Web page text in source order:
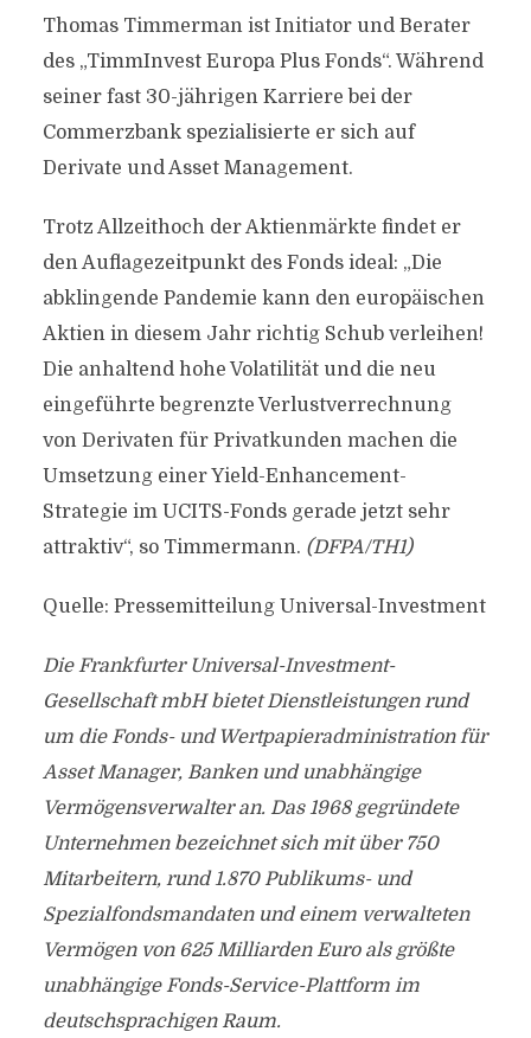
Thomas Timmerman ist Initiator und Berater
des „TimmInvest Europa Plus Fonds“. Während
seiner fast 30-jährigen Karriere bei der
Commerzbank spezialisierte er sich auf
Derivate und Asset Management.
Trotz Allzeithoch der Aktienmärkte findet er
den Auflagezeitpunkt des Fonds ideal: „Die
abklingende Pandemie kann den europäischen
Aktien in diesem Jahr richtig Schub verleihen!
Die anhaltend hohe Volatilität und die neu
eingeführte begrenzte Verlustverrechnung
von Derivaten für Privatkunden machen die
Umsetzung einer Yield-Enhancement-
Strategie im UCITS-Fonds gerade jetzt sehr
attraktiv“, so Timmermann. (DFPA/TH1)
Quelle: Pressemitteilung Universal-Investment
Die Frankfurter Universal-Investment-
Gesellschaft mbH bietet Dienstleistungen rund
um die Fonds- und Wertpapieradministration für
Asset Manager, Banken und unabhängige
Vermögensverwalter an. Das 1968 gegründete
Unternehmen bezeichnet sich mit über 750
Mitarbeitern, rund 1.870 Publikums- und
Spezialfondsmandaten und einem verwalteten
Vermögen von 625 Milliarden Euro als größte
unabhängige Fonds-Service-Plattform im
deutschsprachigen Raum.